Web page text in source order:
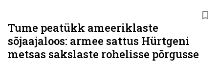
Tume peatükk ameeriklaste
sõjaajaloos: armee sattus Hürtgeni
metsas sakslaste rohelisse põrgusse